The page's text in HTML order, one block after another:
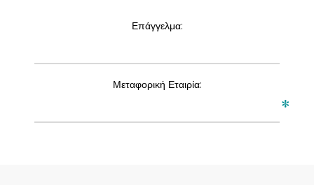
Επάγγελμα:
Μεταφορική Εταιρία:
*